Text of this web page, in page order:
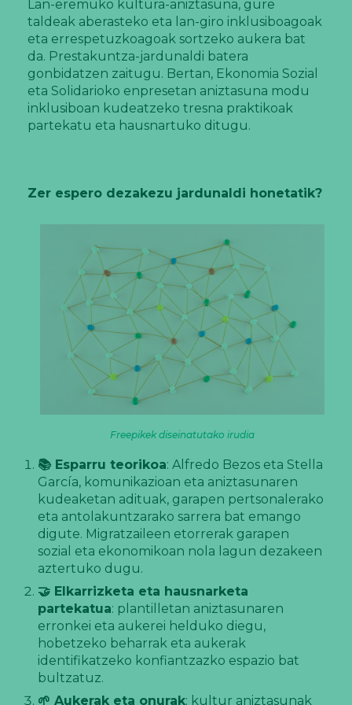
Lan-eremuko kultura-aniztasuna, gure
taldeak aberasteko eta lan-giro inklusiboagoak
eta errespetuzkoagoak sortzeko aukera bat
da. Prestakuntza-jardunaldi batera
gonbidatzen zaitugu. Bertan, Ekonomia Sozial
eta Solidarioko enpresetan aniztasuna modu
inklusiboan kudeatzeko tresna praktikoak
partekatu eta hausnartuko ditugu.
Zer espero dezakezu jardunaldi honetatik?
Freepikek diseinatutako irudia
📚 Esparru teorikoa: Alfredo Bezos eta Stella
García, komunikazioan eta aniztasunaren
kudeaketan adituak, garapen pertsonalerako
eta antolakuntzarako sarrera bat emango
digute. Migratzaileen etorrerak garapen
sozial eta ekonomikoan nola lagun dezakeen
aztertuko dugu.
🤝 Elkarrizketa eta hausnarketa
partekatua: plantilletan aniztasunaren
erronkei eta aukerei helduko diegu,
hobetzeko beharrak eta aukerak
identifikatzeko konfiantzazko espazio bat
bultzatuz.
🌱 Aukerak eta onurak: kultur aniztasunak